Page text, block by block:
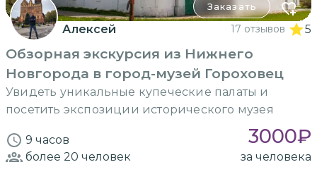
Заказать
Алексей 17 отзывов 5
Обзорная экскурсия из Нижнего
Новгорода в город-музей Гороховец
Увидеть уникальные купеческие палаты и
посетить экспозиции исторического музея
9 часов 3000₽
более 20 человек за человека